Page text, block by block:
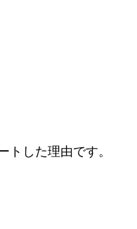
トした理由です。